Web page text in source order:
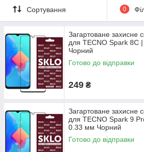
Сортування 0
Загартоване захисне
для TECNO Spark 8C
Чорний
Готово до відправки
249 ₴
Загартоване захисне
для TECNO Spark 9
0.33 мм Чорний
Готово до відправки